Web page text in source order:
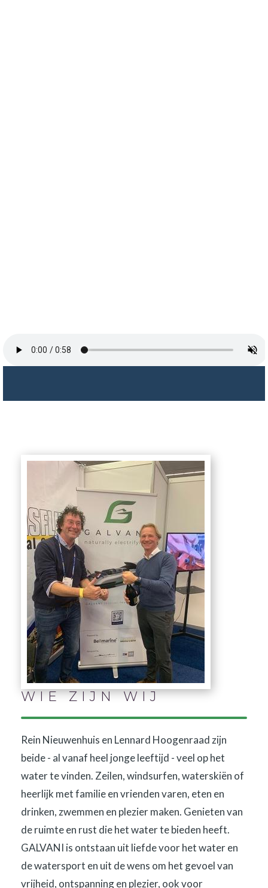
WIE ZIJN WIJ
Rein Nieuwenhuis en Lennard Hoogenraad zijn
beide - al vanaf heel jonge leeftijd - veel op het
water te vinden. Zeilen, windsurfen, waterskiën of
heerlijk met familie en vrienden varen, eten en
drinken, zwemmen en plezier maken. Genieten van
de ruimte en rust die het water te bieden heeft.
GALVANI is ontstaan uit liefde voor het water en
de watersport en uit de wens om het gevoel van
vrijheid, ontspanning en plezier, ook voor